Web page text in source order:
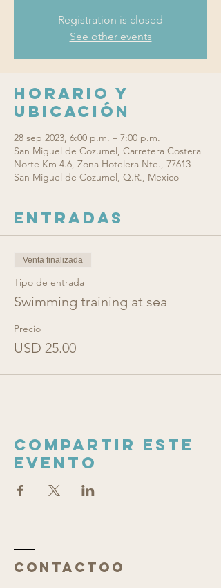
Registration is closed
See other events
Horario y
ubicación
28 sep 2023, 6:00 p.m. – 7:00 p.m.
San Miguel de Cozumel, Carretera Costera
Norte Km 4.6, Zona Hotelera Nte., 77613
San Miguel de Cozumel, Q.R., Mexico
Entradas
Venta finalizada
Tipo de entrada
Swimming training at sea
Precio
USD 25.00
Compartir este
evento
ContactoO